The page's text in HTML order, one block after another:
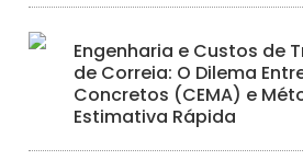
Engenharia e Custos de
de Correia: O Dilema
Concretos (CEMA) e
Estimativa Rápida